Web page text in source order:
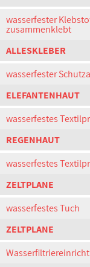
wasserfester
zusammenklebt
ALLESKLEBER
wasserfester
ELEFANTENHAUT
wasserfestes
REGENHAUT
wasserfestes
ZELTPLANE
wasserfestes Tuch
ZELTPLANE